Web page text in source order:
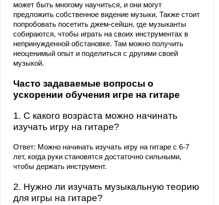
может быть многому научиться, и они могут
предложить собственное видение музыки. Также стоит
попробовать посетить джем-сейшн, где музыканты
собираются, чтобы играть на своих инструментах в
непринужденной обстановке. Там можно получить
неоценимый опыт и поделиться с другими своей
музыкой.
Часто задаваемые вопросы о
ускорении обучения игре на гитаре
1. С какого возраста можно начинать
изучать игру на гитаре?
Ответ: Можно начинать изучать игру на гитаре с 6-7
лет, когда руки становятся достаточно сильными,
чтобы держать инструмент.
2. Нужно ли изучать музыкальную теорию
для игры на гитаре?